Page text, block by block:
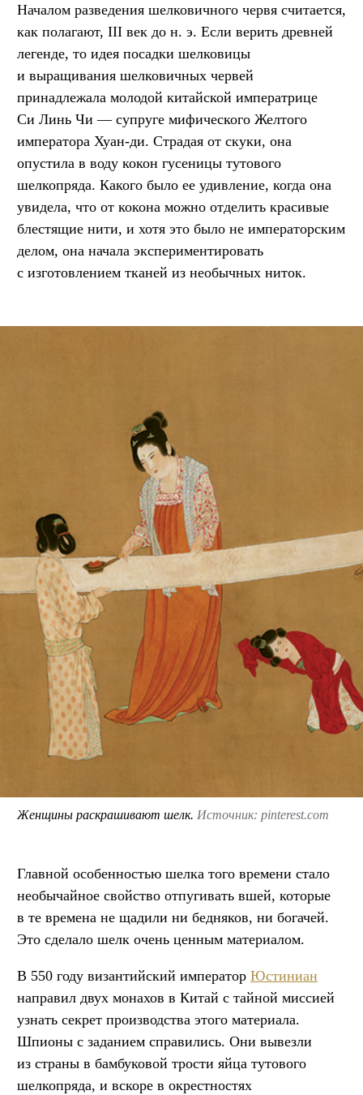
Началом разведения шелковичного червя считается,
как полагают, III век до н. э. Если верить древней
легенде, то идея посадки шелковицы
и выращивания шелковичных червей
принадлежала молодой китайской императрице
Си Линь Чи — супруге мифического Желтого
императора Хуан-ди. Страдая от скуки, она
опустила в воду кокон гусеницы тутового
шелкопряда. Какого было ее удивление, когда она
увидела, что от кокона можно отделить красивые
блестящие нити, и хотя это было не императорским
делом, она начала экспериментировать
с изготовлением тканей из необычных ниток.
Женщины раскрашивают шелк. Источник: pinterest.com
Главной особенностью шелка того времени стало
необычайное свойство отпугивать вшей, которые
в те времена не щадили ни бедняков, ни богачей.
Это сделало шелк очень ценным материалом.
В 550 году византийский император Юстиниан
направил двух монахов в Китай с тайной миссией
узнать секрет производства этого материала.
Шпионы с заданием справились. Они вывезли
из страны в бамбуковой трости яйца тутового
шелкопряда, и вскоре в окрестностях